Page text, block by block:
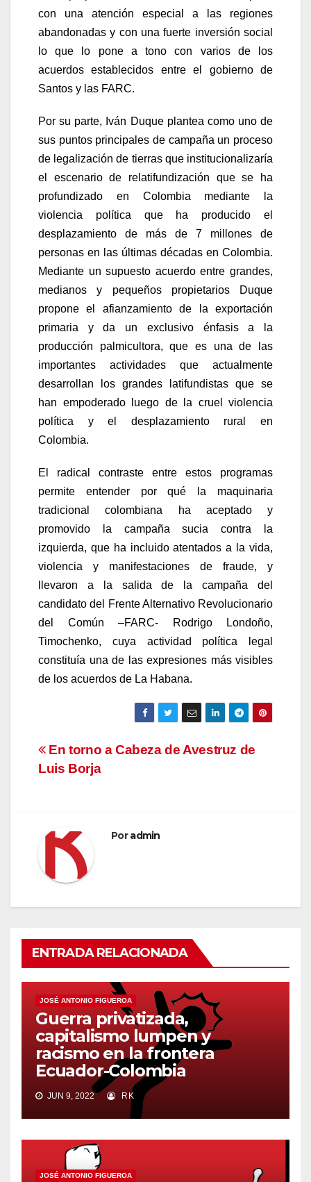
con una atención especial a las regiones
abandonadas y con una fuerte inversión social
lo que lo pone a tono con varios de los
acuerdos establecidos entre el gobierno de
Santos y las FARC.
Por su parte, Iván Duque plantea como uno de
sus puntos principales de campaña un proceso
de legalización de tierras que institucionalizaría
el escenario de relatifundización que se ha
profundizado en Colombia mediante la
violencia política que ha producido el
desplazamiento de más de 7 millones de
personas en las últimas décadas en Colombia.
Mediante un supuesto acuerdo entre grandes,
medianos y pequeños propietarios Duque
propone el afianzamiento de la exportación
primaria y da un exclusivo énfasis a la
producción palmicultora, que es una de las
importantes actividades que actualmente
desarrollan los grandes latifundistas que se
han empoderado luego de la cruel violencia
política y el desplazamiento rural en
Colombia.
El radical contraste entre estos programas
permite entender por qué la maquinaria
tradicional colombiana ha aceptado y
promovido la campaña sucia contra la
izquierda, que ha incluido atentados a la vida,
violencia y manifestaciones de fraude, y
llevaron a la salida de la campaña del
candidato del Frente Alternativo Revolucionario
del Común –FARC- Rodrigo Londoño,
Timochenko, cuya actividad política legal
constituía una de las expresiones más visibles
de los acuerdos de La Habana.
Navegación
de
En torno a Cabeza de Avestruz de
Luis Borja
Poradmin
ENTRADA RELACIONADA
JOSÉ ANTONIO FIGUEROA
Guerra privatizada,
capitalismo lumpen y
racismo en la frontera
Ecuador-Colombia
JUN 9, 2022 RK
JOSÉ ANTONIO FIGUEROA